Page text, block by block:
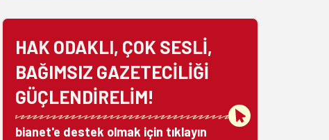
HAK ODAKLI, ÇOK SESLİ,
BAĞIMSIZ GAZETECİLİĞİ
GÜÇLENDİRELİM!
bianet'e destek olmak için tıklayın